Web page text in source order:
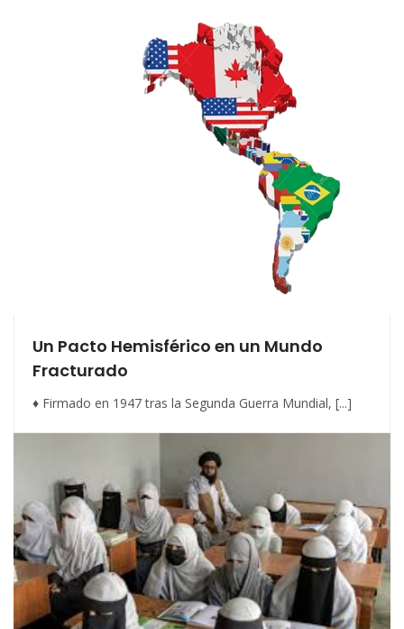
Un Pacto Hemisférico en un Mundo
Fracturado
♦ Firmado en 1947 tras la Segunda Guerra Mundial, [...]